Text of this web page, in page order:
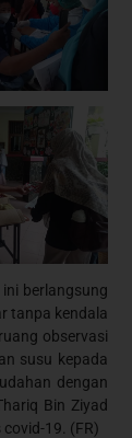
berlangsung
tanpa kendala
observasi
susu kepada
dengan
Bin Ziyad
19. (FR)